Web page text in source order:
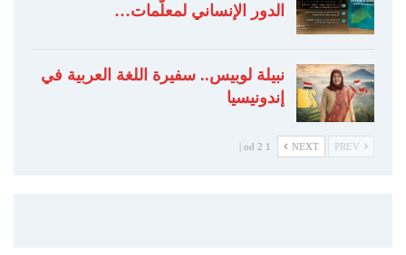
الدور الإنساني لمعلّمات…
نبيلة لوبيس.. سفيرة اللغة العربية في
إندونيسيا
NEXT
1 od 2 |